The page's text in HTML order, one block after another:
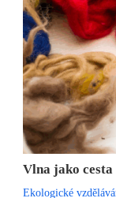
Vlna jako
Ekologické